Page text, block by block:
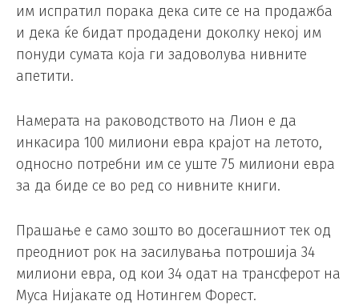
им испратил порака дека сите се на продажба
и дека ќе бидат продадени доколку некој им
понуди сумата која ги задоволува нивните
апетити.
Намерата на раководството на Лион е да
инкасира 100 милиони евра крајот на летото,
односно потребни им се уште 75 милиони евра
за да биде се во ред со нивните книги.
Прашање е само зошто во досегашниот тек од
преодниот рок на засилувања потрошија 34
милиони евра, од кои 34 одат на трансферот на
Муса Нијакате од Нотингем Форест.